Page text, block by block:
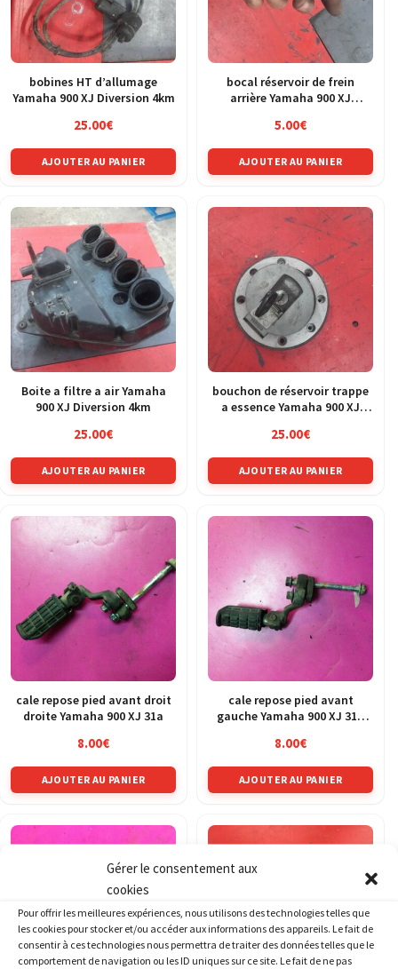
Gérer le consentement aux
cookies
Pour offrir les meilleures expériences, nous utilisons des technologies telles que
les cookies pour stocker et/ou accéder aux informations des appareils. Le fait de
consentir à ces technologies nous permettra de traiter des données telles que le
comportement de navigation ou les ID uniques sur ce site. Le fait de ne pas
bobines HT d’allumage
Yamaha 900 XJ Diversion 4km
25.00€
AJOUTER AU PANIER
bocal réservoir de frein
arrière Yamaha 900 XJ
5.00€
AJOUTER AU PANIER
Boite a filtre a air Yamaha
900 XJ Diversion 4km
25.00€
AJOUTER AU PANIER
bouchon de réservoir trappe
a essence Yamaha 900 XJ
25.00€
AJOUTER AU PANIER
cale repose pied avant droit
droite Yamaha 900 XJ 31a
8.00€
AJOUTER AU PANIER
cale repose pied avant
gauche Yamaha 900 XJ 31a
8.00€
AJOUTER AU PANIER